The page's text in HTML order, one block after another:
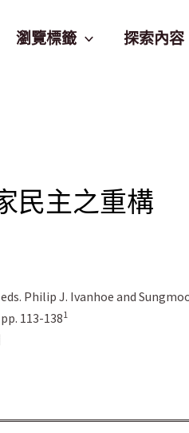
瀏覽標籤 探索內容
民主之重構
Philip J. Ivanhoe and
113-1381